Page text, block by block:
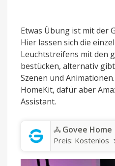
Etwas Übung ist mit der
Hier lassen sich die
Leuchtstreifens mit den
bestücken, alternativ
Szenen und
HomeKit, dafür aber
Assistant.
‎Govee Home
Preis: Kostenlos